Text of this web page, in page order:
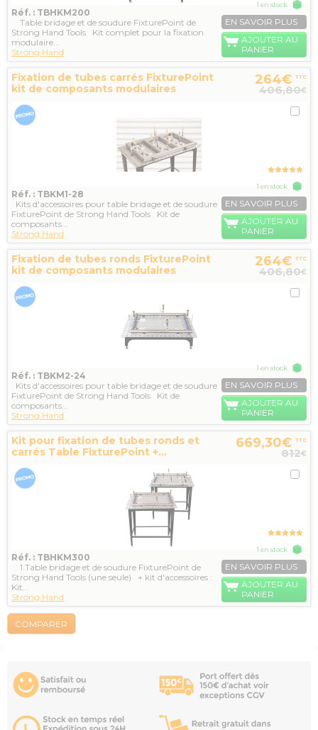
Réf. : TBHKM200
Table bridage et de soudure FixturePoint de
Strong Hand Tools Kit complet pour la fixation
modulaire...
Strong Hand
1 en stock
EN SAVOIR PLUS
AJOUTER AU
PANIER
Fixation de tubes carrés FixturePoint
kit de composants modulaires
264€ TTC
406,80€
Réf. : TBKM1-28
Kits d'accessoires pour table bridage et de soudure
FixturePoint de Strong Hand Tools Kit de
composants...
Strong Hand
1 en stock
EN SAVOIR PLUS
AJOUTER AU
PANIER
Fixation de tubes ronds FixturePoint
kit de composants modulaires
264€ TTC
406,80€
Réf. : TBKM2-24
Kits d'accessoires pour table bridage et de soudure
FixturePoint de Strong Hand Tools Kit de
composants...
Strong Hand
1 en stock
EN SAVOIR PLUS
AJOUTER AU
PANIER
Kit pour fixation de tubes ronds et
carrés Table FixturePoint +...
669,30€ TTC
812€
Réf. : TBHKM300
1 Table bridage et de soudure FixturePoint de
Strong Hand Tools (une seule) + kit d'accessoires :
Kit...
Strong Hand
1 en stock
EN SAVOIR PLUS
AJOUTER AU
PANIER
COMPARER